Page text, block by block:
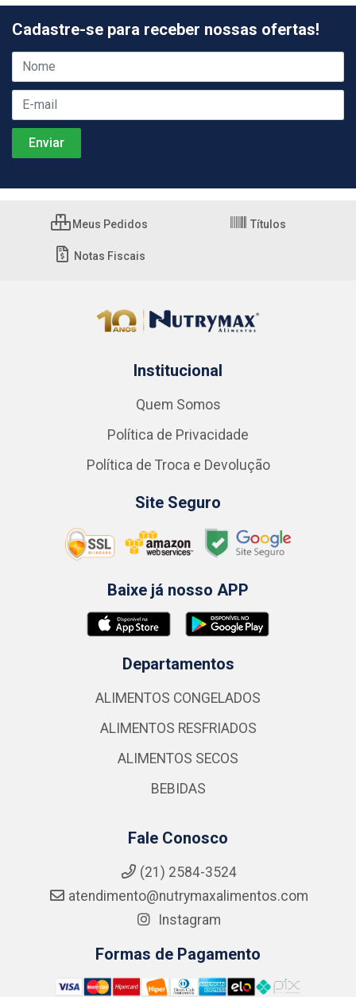
Cadastre-se para receber nossas ofertas!
Meus Pedidos Títulos
Notas Fiscais
Institucional
Quem Somos
Política de Privacidade
Política de Troca e Devolução
Site Seguro
Baixe já nosso APP
Departamentos
ALIMENTOS CONGELADOS
ALIMENTOS RESFRIADOS
ALIMENTOS SECOS
BEBIDAS
Fale Conosco
(21) 2584-3524
atendimento@nutrymaxalimentos.com
Instagram
Formas de Pagamento